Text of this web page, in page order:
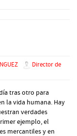
Director de
tras otro para
la vida humana. Hay
verdades
ejemplo, el
mercantiles y en